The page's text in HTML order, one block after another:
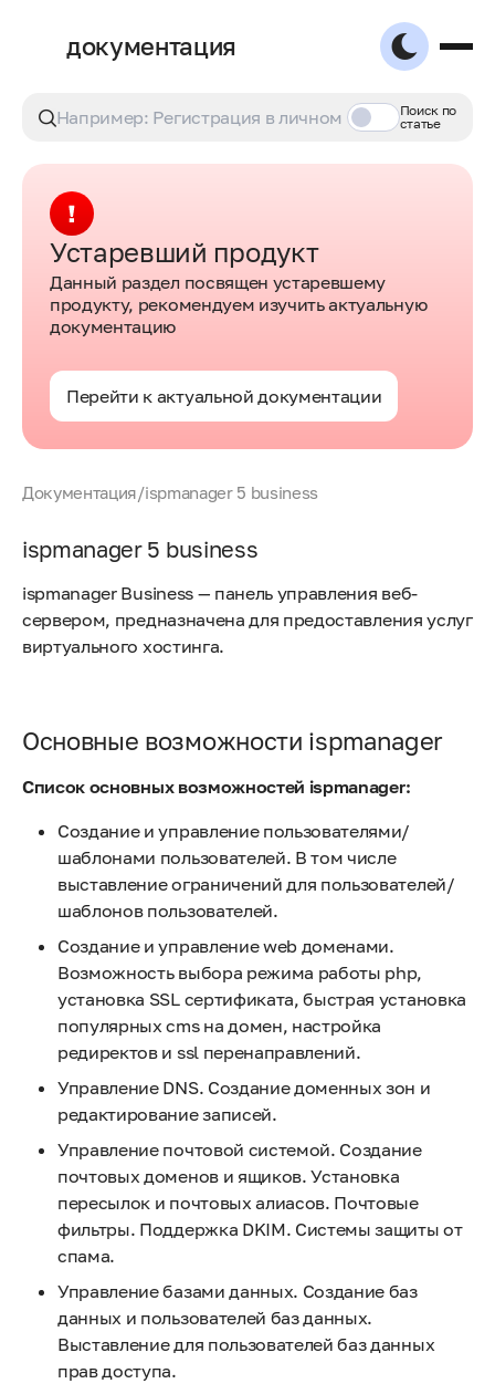
документация
Поиск по
статье
Устаревший продукт
Данный раздел посвящен устаревшему
продукту, рекомендуем изучить актуальную
документацию
Перейти к актуальной документации
Документация/ispmanager 5 business
ispmanager 5 business
ispmanager Business — панель управления веб-
сервером, предназначена для предоставления услуг
виртуального хостинга.
Основные возможности ispmanager
Список основных возможностей ispmanager:
Создание и управление пользователями/
шаблонами пользователей. В том числе
выставление ограничений для пользователей/
шаблонов пользователей.
Создание и управление web доменами.
Возможность выбора режима работы php,
установка SSL сертификата, быстрая установка
популярных cms на домен, настройка
редиректов и ssl перенаправлений.
Управление DNS. Создание доменных зон и
редактирование записей.
Управление почтовой системой. Создание
почтовых доменов и ящиков. Установка
пересылок и почтовых алиасов. Почтовые
фильтры. Поддержка DKIM. Системы защиты от
спама.
Управление базами данных. Создание баз
данных и пользователей баз данных.
Выставление для пользователей баз данных
прав доступа.